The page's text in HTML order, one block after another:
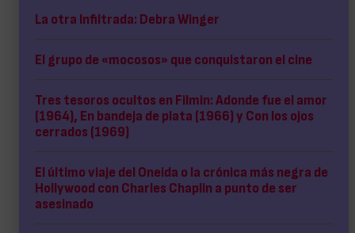
La otra Infiltrada: Debra Winger
El grupo de «mocosos» que conquistaron el cine
Tres tesoros ocultos en Filmin: Adonde fue el amor
(1964), En bandeja de plata (1966) y Con los ojos
cerrados (1969)
El último viaje del Oneida o la crónica más negra de
Hollywood con Charles Chaplin a punto de ser
asesinado